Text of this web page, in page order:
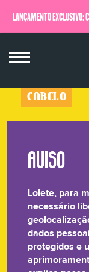
LANÇAMENTO EXCLUSIVO:
CABELO
Gloss de
★★★★★
CHEGA DE
Lolete, para
necessário
dados
protegidos e